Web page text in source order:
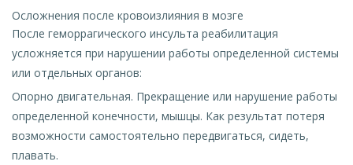
Осложнения после кровоизлияния в мозге
После геморрагического инсульта реабилитация
усложняется при нарушении работы определенной системы
или отдельных органов:
Опорно двигательная. Прекращение или нарушение работы
определенной конечности, мышцы. Как результат потеря
возможности самостоятельно передвигаться, сидеть,
плавать.